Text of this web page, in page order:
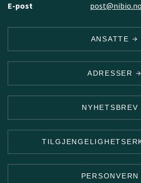
E-post
post@nibio.no
ANSATTE
ADRESSER
NYHETSBREV
PERSONVERN